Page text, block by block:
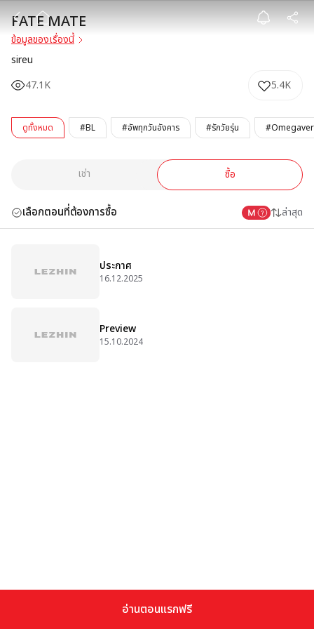
FATE MATE
FATE MATE
ข้อมูลของเรื่องนี้
sireu
47.1K
5.4K
ดูทั้งหมด #BL #อัพทุกวันอังคาร #รักวัยรุ่น
เช่า ซื้อ
เลือกตอนที่ต้องการซื้อ ล่าสุด
ประกาศ
16.12.2025
Preview
15.10.2024
อ่านตอนแรกฟรี